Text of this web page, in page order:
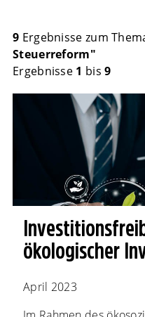
9 Ergebnisse zum
Steuerreform"
Ergebnisse 1 bis9
ökologischer
April 2023